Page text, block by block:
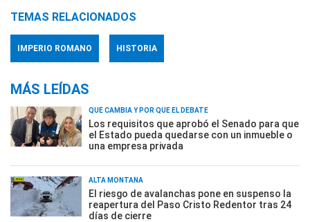
TEMAS RELACIONADOS
IMPERIO ROMANO HISTORIA
MÁS LEÍDAS
QUÉ CAMBIA Y POR QUÉ EL DEBATE
Los requisitos que aprobó el Senado para que
el Estado pueda quedarse con un inmueble o
una empresa privada
ALTA MONTAÑA
El riesgo de avalanchas pone en suspenso la
reapertura del Paso Cristo Redentor tras 24
días de cierre